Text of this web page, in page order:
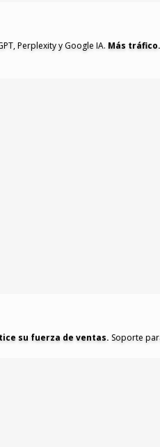
Perplexity y Google IA. Más
su fuerza de ventas. Soporte